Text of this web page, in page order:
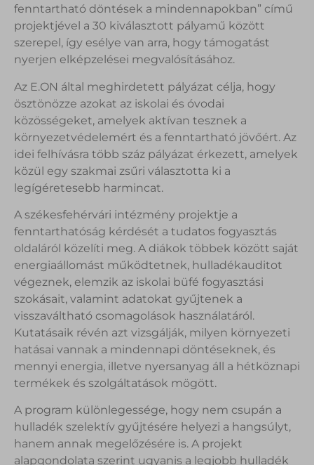
fenntartható döntések a mindennapokban” című
projektjével a 30 kiválasztott pályamű között
szerepel, így esélye van arra, hogy támogatást
nyerjen elképzelései megvalósításához.
Az E.ON által meghirdetett pályázat célja, hogy
ösztönözze azokat az iskolai és óvodai
közösségeket, amelyek aktívan tesznek a
környezetvédelemért és a fenntartható jövőért. Az
idei felhívásra több száz pályázat érkezett, amelyek
közül egy szakmai zsűri választotta ki a
legígéretesebb harmincat.
A székesfehérvári intézmény projektje a
fenntarthatóság kérdését a tudatos fogyasztás
oldaláról közelíti meg. A diákok többek között saját
energiaállomást működtetnek, hulladékauditot
végeznek, elemzik az iskolai büfé fogyasztási
szokásait, valamint adatokat gyűjtenek a
visszaváltható csomagolások használatáról.
Kutatásaik révén azt vizsgálják, milyen környezeti
hatásai vannak a mindennapi döntéseknek, és
mennyi energia, illetve nyersanyag áll a hétköznapi
termékek és szolgáltatások mögött.
A program különlegessége, hogy nem csupán a
hulladék szelektív gyűjtésére helyezi a hangsúlyt,
hanem annak megelőzésére is. A projekt
alapgondolata szerint ugyanis a legjobb hulladék